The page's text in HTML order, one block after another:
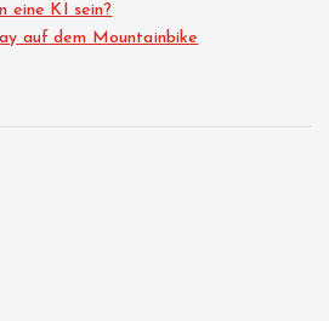
eine KI sein?
auf dem Mountainbike